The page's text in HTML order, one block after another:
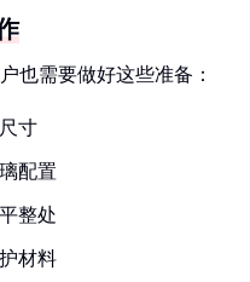
也需要做好这些准备：
寸
配置
整处
材料